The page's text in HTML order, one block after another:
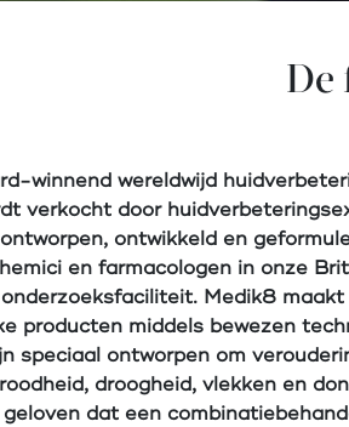
De
winnend wereldwijd
verkocht door
ontwikkeld en
en farmacologen in onze
Medik8
producten middels bewezen
speciaal ontworpen om
droogheid, vlekken en
dat een